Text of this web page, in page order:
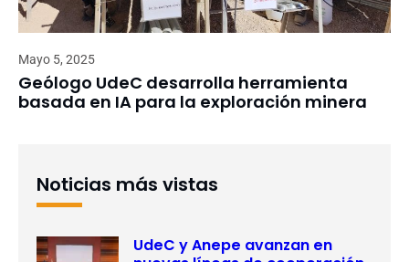
Mayo 5, 2025
Geólogo UdeC desarrolla herramienta
basada en IA para la exploración minera
Noticias más vistas
UdeC y Anepe avanzan en